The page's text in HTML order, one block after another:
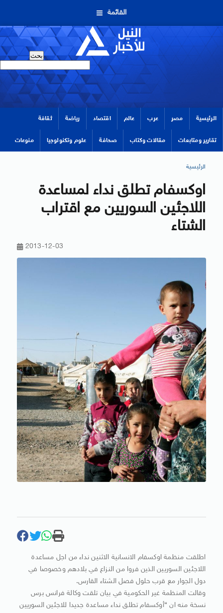
القائمة
الرئيسية مصر عرب عالم اقتصاد رياضة ثقافة
تقارير ومتابعات مقالات وكتاب صحافة علوم وتكنولوجيا منوعات
الرئيسية
اوكسفام تطلق نداء لمساعدة
اللاجئين السوريين مع اقتراب
الشتاء
2013-12-03
اطلقت منظمة اوكسفام الانسانية الاثنين نداء من اجل مساعدة
اللاجئين السوريين الذين فروا من النزاع في بلادهم وخصوصا في
دول الجوار مع قرب حلول فصل الشتاء القارس.
وقالت المنظمة غير الحكومية في بيان تلقت وكالة فرانس برس
نسخة منه ان “أوكسفام تطلق نداء مساعدة جديدا للاجئين السوريين